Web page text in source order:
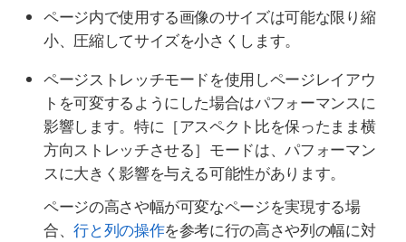
ページ内で使用する画像のサイズは可能な限り縮
小、圧縮してサイズを小さくします。
ページストレッチモードを使用しページレイアウ
トを可変するようにした場合はパフォーマンスに
影響します。特に［アスペクト比を保ったまま横
方向ストレッチさせる］モードは、パフォーマン
スに大きく影響を与える可能性があります。
ページの高さや幅が可変なページを実現する場
合、行と列の操作を参考に行の高さや列の幅に対